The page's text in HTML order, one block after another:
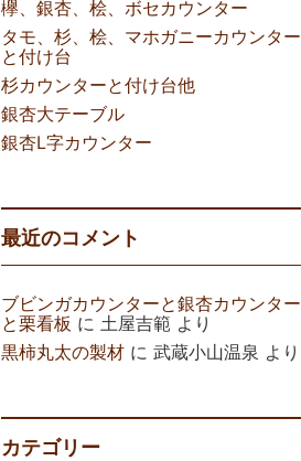
欅、銀杏、桧、ボセカウンター
タモ、杉、桧、マホガニーカウンター
と付け台
杉カウンターと付け台他
銀杏大テーブル
銀杏L字カウンター
最近のコメント
ブビンガカウンターと銀杏カウンター
と栗看板 に土屋吉範 より
黒柿丸太の製材 に武蔵小山温泉 より
カテゴリー